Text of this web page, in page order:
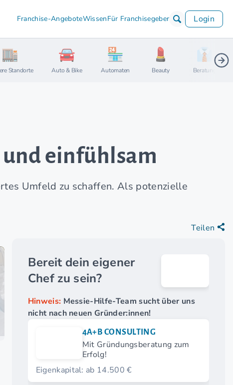
Franchise-AngeboteWissenFür Franchisegeber Login
Standorte Auto & Bike Automaten Beauty Beratung
einfühlsam
Umfeld zu schaffen. Als potenzielle
Teilen
Bereit dein eigener
Chef zu sein?
Hinweis: Messie-Hilfe-Team sucht über uns
nicht nach neuen Gründer:innen!
4A+B CONSULTING
Mit Gründungsberatung zum
Erfolg!
Eigenkapital: ab 14.500 €